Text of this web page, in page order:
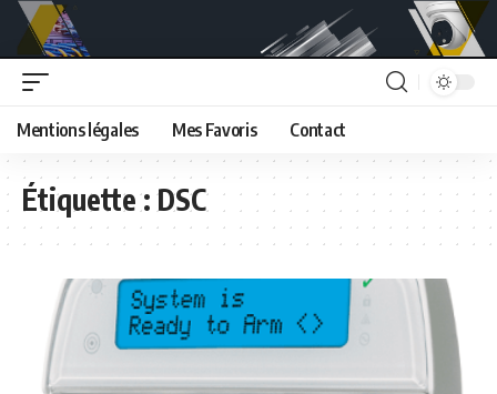
Mentions légales Mes Favoris Contact
Étiquette :DSC